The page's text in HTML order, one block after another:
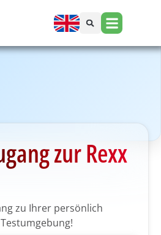
zur Rexx
zu Ihrer persönlich